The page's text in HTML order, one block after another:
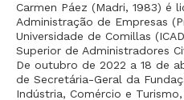
Carmen Páez (Madri, 1983) é
Administração de Empresas
Universidade de Comillas
Superior de Administradores
De outubro de 2022 a 18 de
de Secretária-Geral da
Indústria, Comércio e